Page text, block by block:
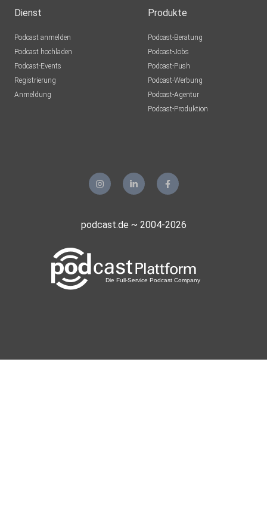
Dienst
Podcast anmelden
Podcast hochladen
Podcast-Events
Registrierung
Anmeldung
Produkte
Podcast-Beratung
Podcast-Jobs
Podcast-Push
Podcast-Werbung
Podcast-Agentur
Podcast-Produktion
podcast.de ~ 2004-2026